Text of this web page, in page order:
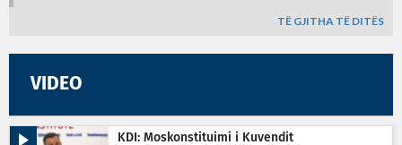
TË GJITHA TË DITËS
VIDEO
KDI: Moskonstituimi i Kuvendit